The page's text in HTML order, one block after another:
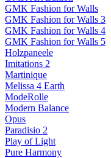
GMK Fashion for Walls
GMK Fashion for Walls 3
GMK Fashion for Walls 4
GMK Fashion for Walls 5
Holzpaneele
Imitations 2
Martinique
Melissa 4 Earth
ModeRolle
Modern Balance
Opus
Paradisio 2
Play of Light
Pure Harmony